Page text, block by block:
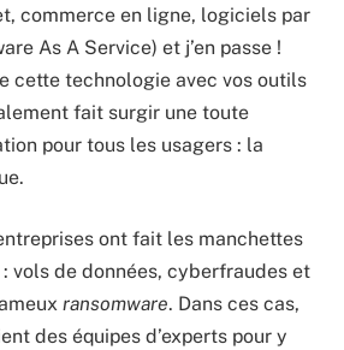
commerce en ligne, logiciels par
As A Service) et j’en passe !
cette technologie avec vos outils
fait surgir une toute
pour tous les usagers : la
ont fait les manchettes
vols de données, cyberfraudes et
ransomware. Dans ces cas,
des équipes d’experts pour y